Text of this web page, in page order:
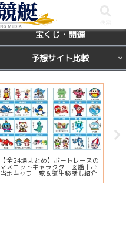
レース場ガイド
宝くじ・開運
予想サイト比較
【全24場まとめ】ボートレースの
マスコットキャラクター図鑑｜ご
当地キャラ一覧＆誕生秘話も紹介